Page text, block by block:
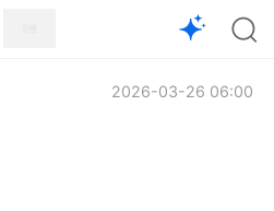
2026-03-26 06:00